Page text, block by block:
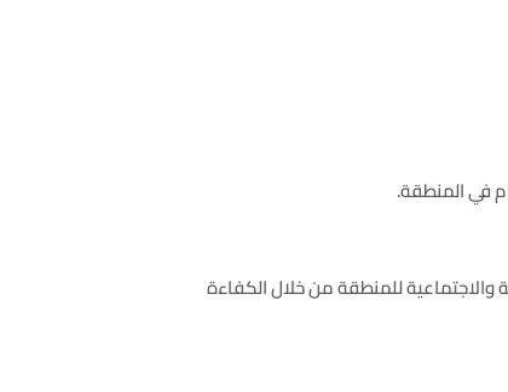
للمنطقة من خلال الكفاءة